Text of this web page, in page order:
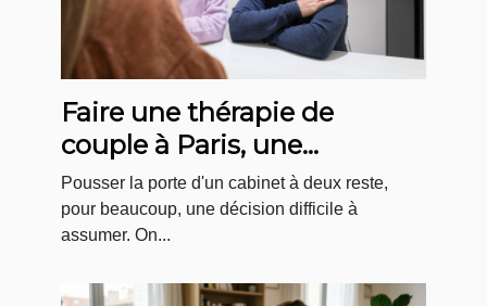
Faire une thérapie de
couple à Paris, une
démarche plus courante
qu'on ne le pense !
Pousser la porte d'un cabinet à deux reste,
pour beaucoup, une décision difficile à
assumer. On...